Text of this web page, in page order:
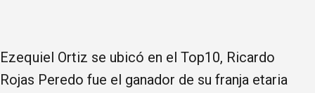
Ezequiel Ortiz se ubicó en el Top10, Ricardo
Rojas Peredo fue el ganador de su franja etaria